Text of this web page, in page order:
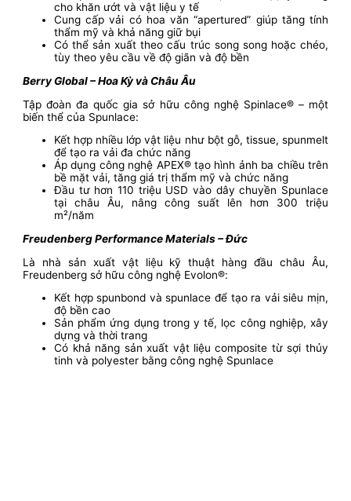
cho khăn ướt và vật liệu y tế
Cung cấp vải có hoa văn “apertured” giúp tăng tính
thẩm mỹ và khả năng giữ bụi
Có thể sản xuất theo cấu trúc song song hoặc chéo,
tùy theo yêu cầu về độ giãn và độ bền
Berry Global – Hoa Kỳ và Châu Âu
Tập đoàn đa quốc gia sở hữu công nghệ Spinlace® – một
biến thể của Spunlace:
Kết hợp nhiều lớp vật liệu như bột gỗ, tissue, spunmelt
để tạo ra vải đa chức năng
Áp dụng công nghệ APEX® tạo hình ảnh ba chiều trên
bề mặt vải, tăng giá trị thẩm mỹ và chức năng
Đầu tư hơn 110 triệu USD vào dây chuyền Spunlace
tại châu Âu, nâng công suất lên hơn 300 triệu
m²/năm
Freudenberg Performance Materials – Đức
Là nhà sản xuất vật liệu kỹ thuật hàng đầu châu Âu,
Freudenberg sở hữu công nghệ Evolon®:
Kết hợp spunbond và spunlace để tạo ra vải siêu mịn,
độ bền cao
Sản phẩm ứng dụng trong y tế, lọc công nghiệp, xây
dựng và thời trang
Có khả năng sản xuất vật liệu composite từ sợi thủy
tinh và polyester bằng công nghệ Spunlace